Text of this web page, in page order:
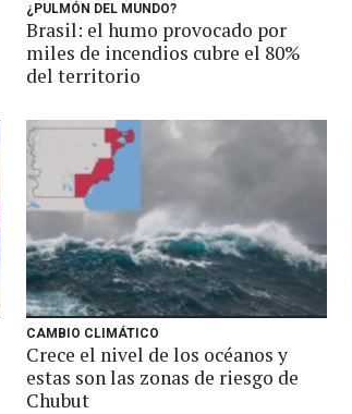
¿PULMÓN DEL MUNDO?
Brasil: el humo provocado por
miles de incendios cubre el 80%
del territorio
CAMBIO CLIMÁTICO
Crece el nivel de los océanos y
estas son las zonas de riesgo de
Chubut